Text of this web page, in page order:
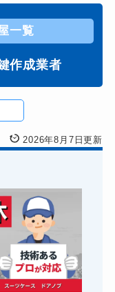
一覧
作成業者
2026年8月7日更新